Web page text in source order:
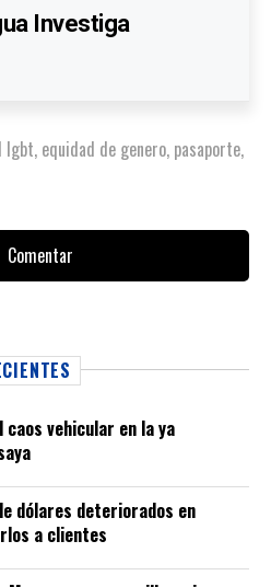
Investiga
lgbt, equidad de genero, pasaporte,
Comentar
caos vehicular en la ya
dólares deteriorados en
a clientes